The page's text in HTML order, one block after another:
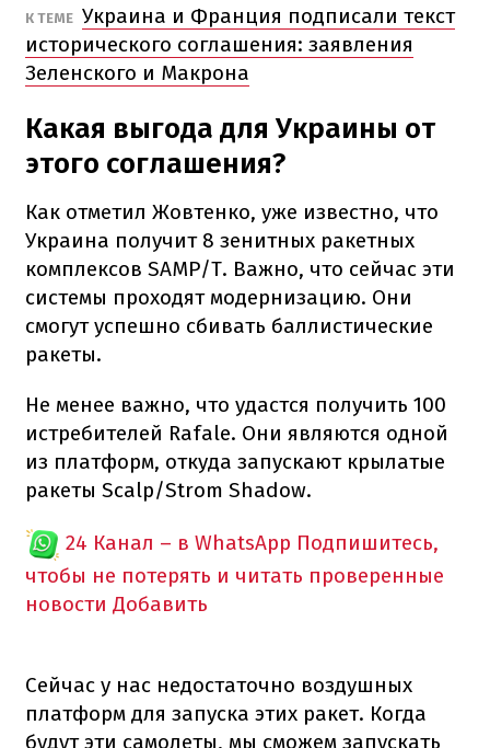
К ТЕМЕ Украина и Франция подписали текст
исторического соглашения: заявления
Зеленского и Макрона
Какая выгода для Украины от
этого соглашения?
Как отметил Жовтенко, уже известно, что
Украина получит 8 зенитных ракетных
комплексов SAMP/T. Важно, что сейчас эти
системы проходят модернизацию. Они
смогут успешно сбивать баллистические
ракеты.
Не менее важно, что удастся получить 100
истребителей Rafale. Они являются одной
из платформ, откуда запускают крылатые
ракеты Scalp/Strom Shadow.
24 Канал – в WhatsApp Подпишитесь,
чтобы не потерять и читать проверенные
новости Добавить
Сейчас у нас недостаточно воздушных
платформ для запуска этих ракет. Когда
будут эти самолеты, мы сможем запускать